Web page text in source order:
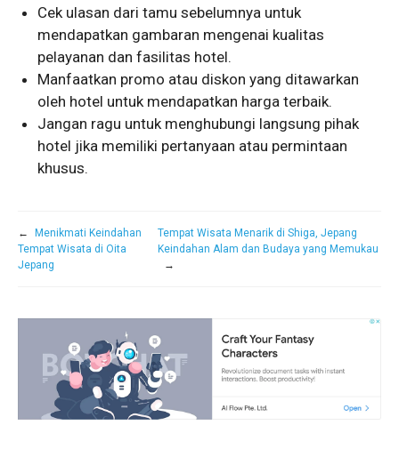
Cek ulasan dari tamu sebelumnya untuk
mendapatkan gambaran mengenai kualitas
pelayanan dan fasilitas hotel.
Manfaatkan promo atau diskon yang ditawarkan
oleh hotel untuk mendapatkan harga terbaik.
Jangan ragu untuk menghubungi langsung pihak
hotel jika memiliki pertanyaan atau permintaan
khusus.
←
Menikmati Keindahan
Tempat Wisata di Oita
Jepang
Tempat Wisata Menarik di Shiga, Jepang
Keindahan Alam dan Budaya yang Memukau
→